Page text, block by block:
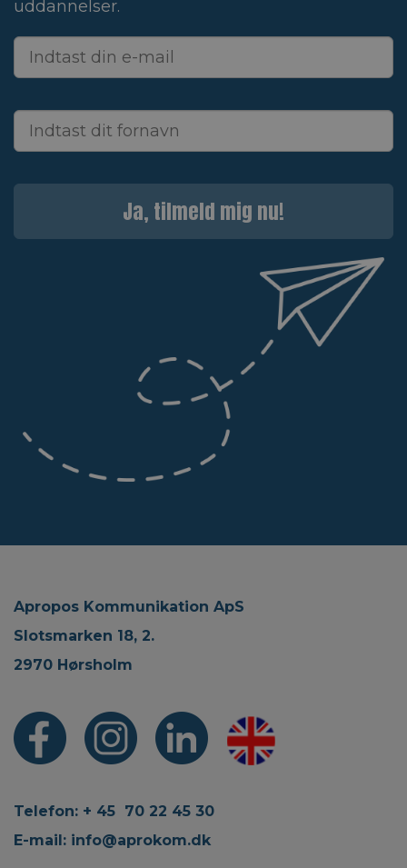
uddannelser.
Ja, tilmeld mig nu!
Apropos Kommunikation ApS
Slotsmarken 18, 2.
2970 Hørsholm
Telefon: + 45 70 22 45 30
E-mail: info@aprokom.dk